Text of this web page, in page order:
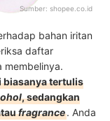
Sumber: shopee.co.id
bahan iritan
daftar
membelinya.
biasanya tertulis
, sedangkan
fragrance. Anda